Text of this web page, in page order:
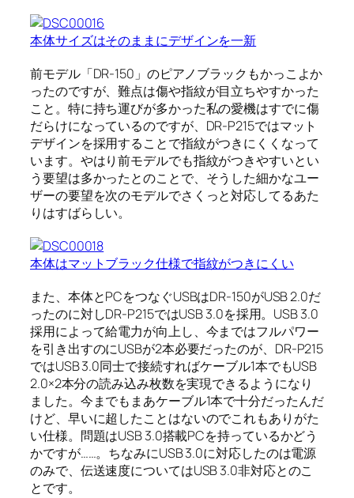
本体サイズはそのままにデザインを一新
前モデル「DR-150」のピアノブラックもかっこよか
ったのですが、難点は傷や指紋が目立ちやすかった
こと。特に持ち運びが多かった私の愛機はすでに傷
だらけになっているのですが、DR-P215ではマット
デザインを採用することで指紋がつきにくくなって
います。やはり前モデルでも指紋がつきやすいとい
う要望は多かったとのことで、そうした細かなユー
ザーの要望を次のモデルでさくっと対応してるあた
りはすばらしい。
本体はマットブラック仕様で指紋がつきにくい
また、本体とPCをつなぐUSBはDR-150がUSB 2.0だ
ったのに対しDR-P215ではUSB 3.0を採用。USB 3.0
採用によって給電力が向上し、今まではフルパワー
を引き出すのにUSBが2本必要だったのが、DR-P215
ではUSB 3.0同士で接続すればケーブル1本でもUSB
2.0×2本分の読み込み枚数を実現できるようになり
ました。今までもまあケーブル1本で十分だったんだ
けど、早いに超したことはないのでこれもありがた
い仕様。問題はUSB 3.0搭載PCを持っているかどう
かですが……。ちなみにUSB 3.0に対応したのは電源
のみで、伝送速度についてはUSB 3.0非対応とのこ
とです。